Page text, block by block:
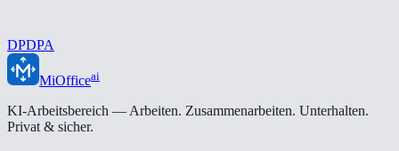
DPDPA
MiOfficeai
KI-Arbeitsbereich — Arbeiten. Zusammenarbeiten. Unterhalten.
Privat & sicher.